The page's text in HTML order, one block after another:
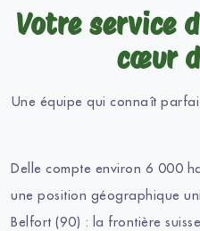
Votre service
cœur
Une équipe qui connaît
Delle compte environ 6 000
une position géographique
Belfort (90) : la frontière